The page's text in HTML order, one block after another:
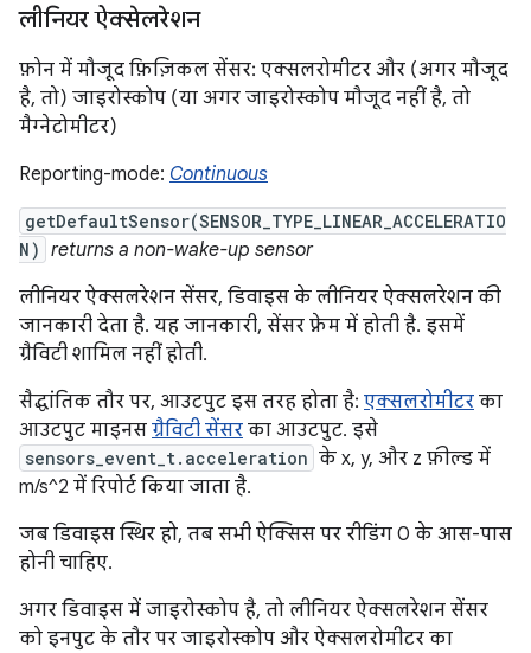
लीनियर ऐक्सेलरेशन
फ़ोन में मौजूद फ़िज़िकल सेंसर: एक्सलरोमीटर और (अगर मौजूद
है, तो) जाइरोस्कोप (या अगर जाइरोस्कोप मौजूद नहीं है, तो
मैग्नेटोमीटर)
Reporting-mode: Continuous
getDefaultSensor(SENSOR_TYPE_LINEAR_ACCELERATIO
N) returns a non-wake-up sensor
लीनियर ऐक्सलरेशन सेंसर, डिवाइस के लीनियर ऐक्सलरेशन की
जानकारी देता है. यह जानकारी, सेंसर फ़्रेम में होती है. इसमें
ग्रैविटी शामिल नहीं होती.
सैद्धांतिक तौर पर, आउटपुट इस तरह होता है: एक्सलरोमीटर का
आउटपुट माइनस ग्रैविटी सेंसर का आउटपुट. इसे
sensors_event_t.acceleration के x, y, और z फ़ील्ड में
m/s^2 में रिपोर्ट किया जाता है.
जब डिवाइस स्थिर हो, तब सभी ऐक्सिस पर रीडिंग 0 के आस-पास
होनी चाहिए.
अगर डिवाइस में जाइरोस्कोप है, तो लीनियर ऐक्सलरेशन सेंसर
को इनपुट के तौर पर जाइरोस्कोप और ऐक्सलरोमीटर का